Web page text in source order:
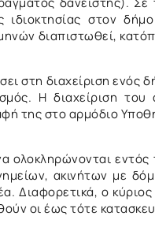
ιδιοκτησίας στον
διαπιστωθεί,
στη διαχείριση ενός
Η διαχείριση
της στο αρμόδιο
ολοκληρώνονται
ακινήτων με
ο κύριος
οι έως τότε